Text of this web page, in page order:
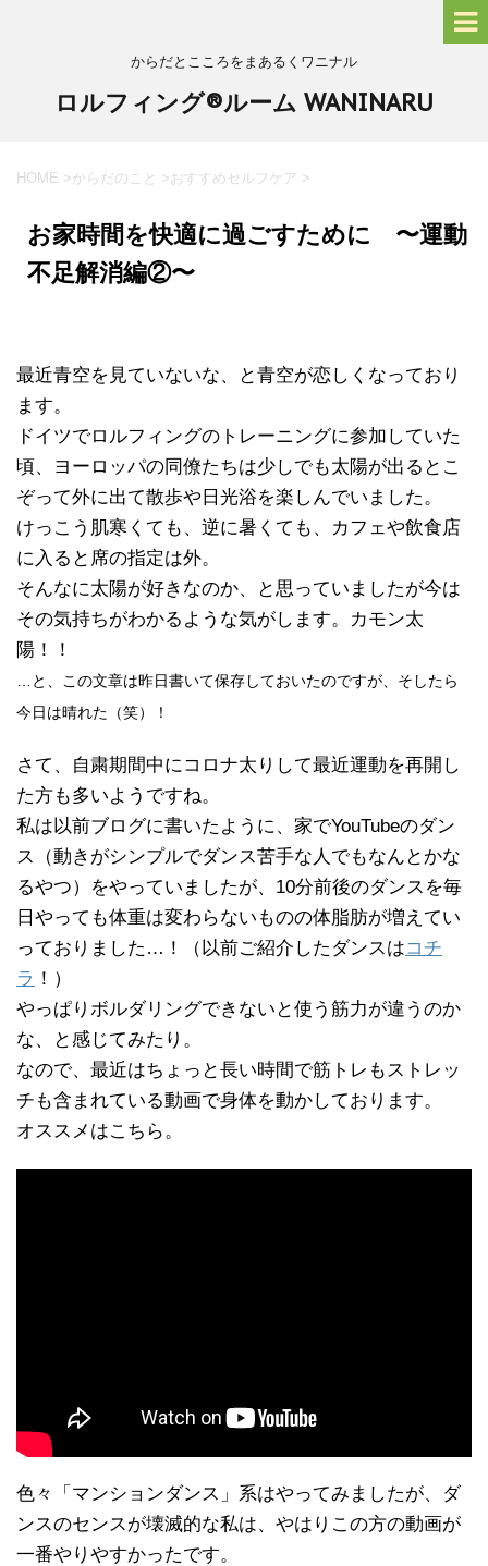
からだとこころをまあるくワニナル
ロルフィング®ルーム WANINARU
HOME >からだのこと >おすすめセルフケア >
お家時間を快適に過ごすために 〜運動
不足解消編②〜
最近青空を見ていないな、と青空が恋しくなっており
ます。
ドイツでロルフィングのトレーニングに参加していた
頃、ヨーロッパの同僚たちは少しでも太陽が出るとこ
ぞって外に出て散歩や日光浴を楽しんでいました。
けっこう肌寒くても、逆に暑くても、カフェや飲食店
に入ると席の指定は外。
そんなに太陽が好きなのか、と思っていましたが今は
その気持ちがわかるような気がします。カモン太
陽！！
…と、この文章は昨日書いて保存しておいたのですが、そしたら
今日は晴れた（笑）！
さて、自粛期間中にコロナ太りして最近運動を再開し
た方も多いようですね。
私は以前ブログに書いたように、家でYouTubeのダン
ス（動きがシンプルでダンス苦手な人でもなんとかな
るやつ）をやっていましたが、10分前後のダンスを毎
日やっても体重は変わらないものの体脂肪が増えてい
っておりました…！（以前ご紹介したダンスはコチ
ラ ！）
やっぱりボルダリングできないと使う筋力が違うのか
な、と感じてみたり。
なので、最近はちょっと長い時間で筋トレもストレッ
チも含まれている動画で身体を動かしております。
オススメはこちら。
色々「マンションダンス」系はやってみましたが、ダ
ンスのセンスが壊滅的な私は、やはりこの方の動画が
一番やりやすかったです。